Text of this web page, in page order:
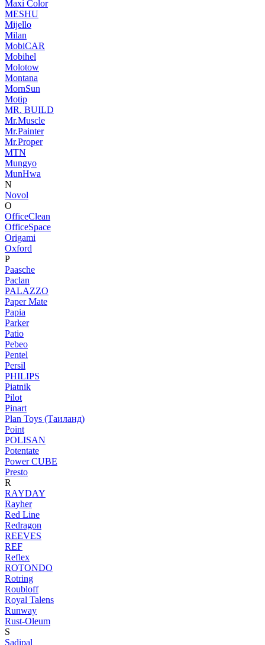
Maxi Color
MESHU
Mijello
Milan
MobiCAR
Mobihel
Molotow
Montana
MornSun
Motip
MR. BUILD
Mr.Muscle
Mr.Painter
Mr.Proper
MTN
Mungyo
MunHwa
N
Novol
O
OfficeClean
OfficeSpace
Origami
Oxford
P
Paasche
Paclan
PALAZZO
Paper Mate
Papia
Parker
Patio
Pebeo
Pentel
Persil
PHILIPS
Piatnik
Pilot
Pinart
Plan Toys (Таиланд)
Point
POLISAN
Potentate
Power CUBE
Presto
R
RAYDAY
Rayher
Red Line
Redragon
REEVES
REF
Reflex
ROTONDO
Rotring
Roubloff
Royal Talens
Runway
Rust-Oleum
S
Sadipal